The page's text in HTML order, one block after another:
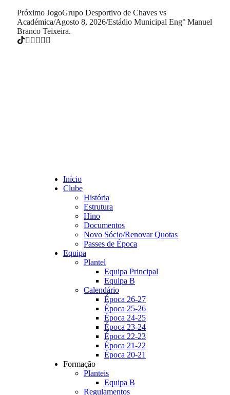
Próximo JogoGrupo Desportivo de Chaves vs
Académica/Agosto 8, 2026/Estádio Municipal Eng° Manuel
Branco Teixeira.
Início
Clube
História
Estrutura
Hino
Documentos
Novo Sócio/Renovar Quotas
Passes de Época
Equipa
Plantel
Equipa Principal
Equipa B
Calendário
Época 26-27
Época 25-26
Época 24-25
Época 23-24
Época 22-23
Época 21-22
Época 20-21
Formação
Planteis
Equipa B
Regulamentos